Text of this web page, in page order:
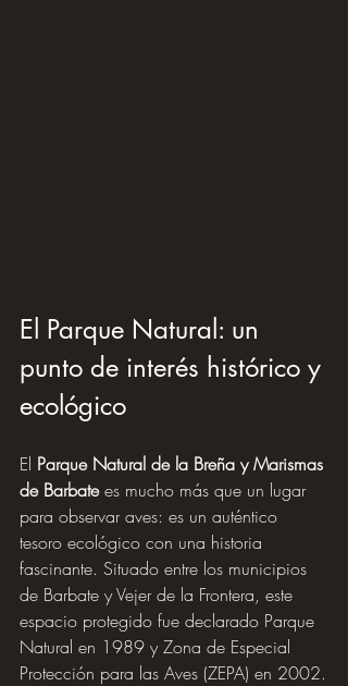
El Parque Natural: un
punto de interés histórico y
ecológico
El Parque Natural de la Breña y Marismas
de Barbate es mucho más que un lugar
para observar aves: es un auténtico
tesoro ecológico con una historia
fascinante. Situado entre los municipios
de Barbate y Vejer de la Frontera, este
espacio protegido fue declarado Parque
Natural en 1989 y Zona de Especial
Protección para las Aves (ZEPA) en 2002.